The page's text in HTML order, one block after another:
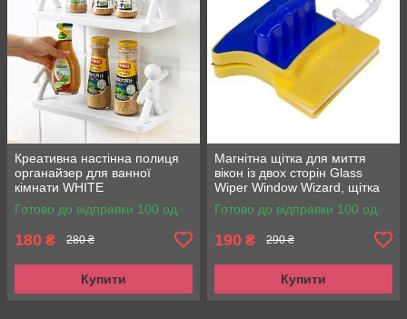
Креативна настінна полиця
органайзер для ванної
кімнати WHITE
Готово до відправки 100 од.
180 ₴ 280 ₴
Купити
Магнітна щітка для миття
вікон із двох сторін Glass
Wiper Window Wizard, щітка
для вікон, миття вікон
Готово до відправки 100 од.
190 ₴ 290 ₴
Купити